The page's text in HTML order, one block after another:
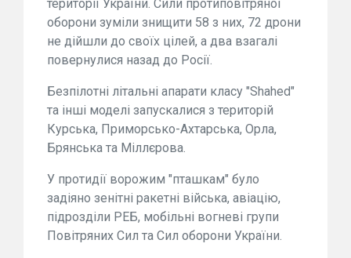
території України. Сили протиповітряної
оборони зуміли знищити 58 з них, 72 дрони
не дійшли до своїх цілей, а два взагалі
повернулися назад до Росії.
Безпілотні літальні апарати класу "Shahed"
та інші моделі запускалися з територій
Курська, Приморсько-Ахтарська, Орла,
Брянська та Міллєрова.
У протидії ворожим "пташкам" було
задіяно зенітні ракетні війська, авіацію,
підрозділи РЕБ, мобільні вогневі групи
Повітряних Сил та Сил оборони України.